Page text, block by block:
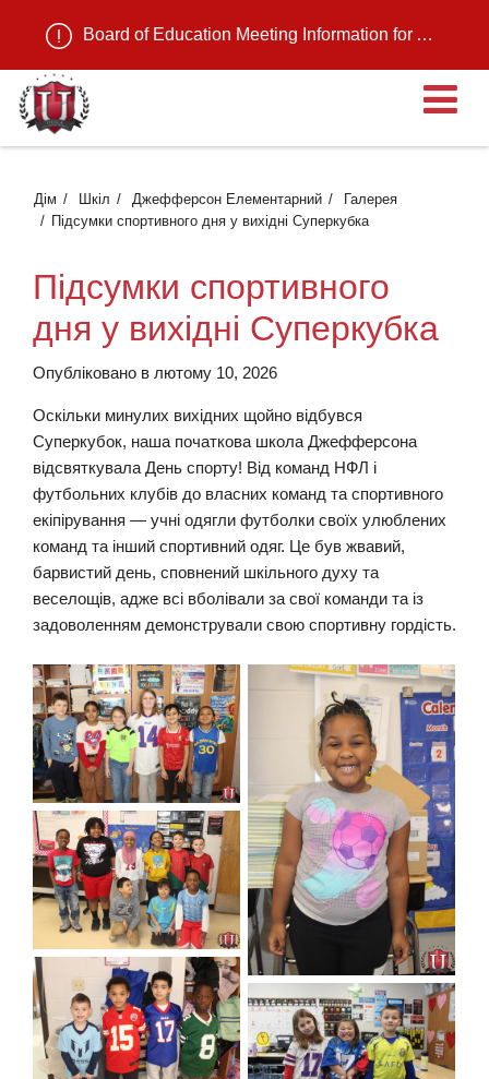
Board of Education Meeting Information for August 11, 2026
Дім Шкіл Джефферсон Елементарний
Галерея
Підсумки спортивного дня у вихідні Суперкубка
Підсумки спортивного
дня у вихідні Суперкубка
Опубліковано в лютому 10, 2026
Оскільки минулих вихідних щойно відбувся
Суперкубок, наша початкова школа Джефферсона
відсвяткувала День спорту! Від команд НФЛ і
футбольних клубів до власних команд та спортивного
екіпірування — учні одягли футболки своїх улюблених
команд та інший спортивний одяг. Це був жвавий,
барвистий день, сповнений шкільного духу та
веселощів, адже всі вболівали за свої команди та із
задоволенням демонстрували свою спортивну гордість.